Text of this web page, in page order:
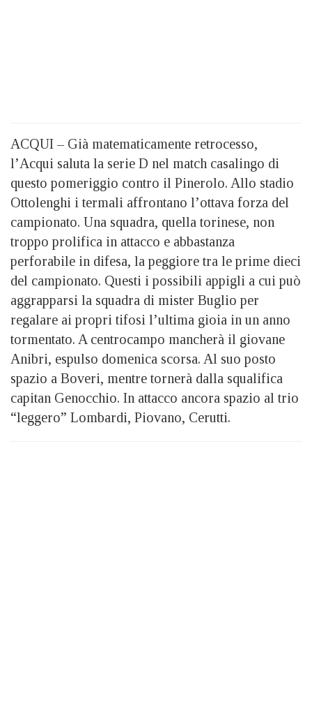
ACQUI – Già matematicamente retrocesso,
l’Acqui saluta la serie D nel match casalingo di
questo pomeriggio contro il Pinerolo. Allo stadio
Ottolenghi i termali affrontano l’ottava forza del
campionato. Una squadra, quella torinese, non
troppo prolifica in attacco e abbastanza
perforabile in difesa, la peggiore tra le prime dieci
del campionato. Questi i possibili appigli a cui può
aggrapparsi la squadra di mister Buglio per
regalare ai propri tifosi l’ultima gioia in un anno
tormentato. A centrocampo mancherà il giovane
Anibri, espulso domenica scorsa. Al suo posto
spazio a Boveri, mentre tornerà dalla squalifica
capitan Genocchio. In attacco ancora spazio al trio
“leggero” Lombardi, Piovano, Cerutti.